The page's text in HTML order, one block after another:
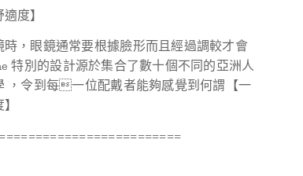
度】
，眼鏡通常要根據臉形而且經過調較才會
特別的設計源於集合了數十個不同的亞洲人
，令到每一位配戴者能夠感覺到何謂【一